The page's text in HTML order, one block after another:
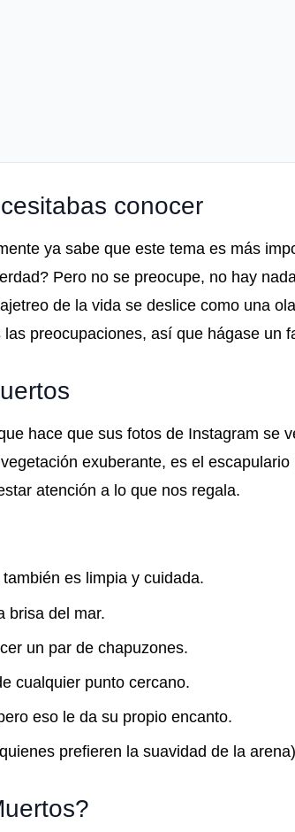
conocer
ya sabe que este tema es más
Pero no se preocupe, no hay
de la vida se deslice como una
preocupaciones, así que hágase un
hace que sus fotos de Instagram se
exuberante, es el
atención a lo que nos regala.
es limpia y cuidada.
brisa del mar.
un par de chapuzones.
cualquier punto cercano.
eso le da su propio encanto.
prefieren la suavidad de la